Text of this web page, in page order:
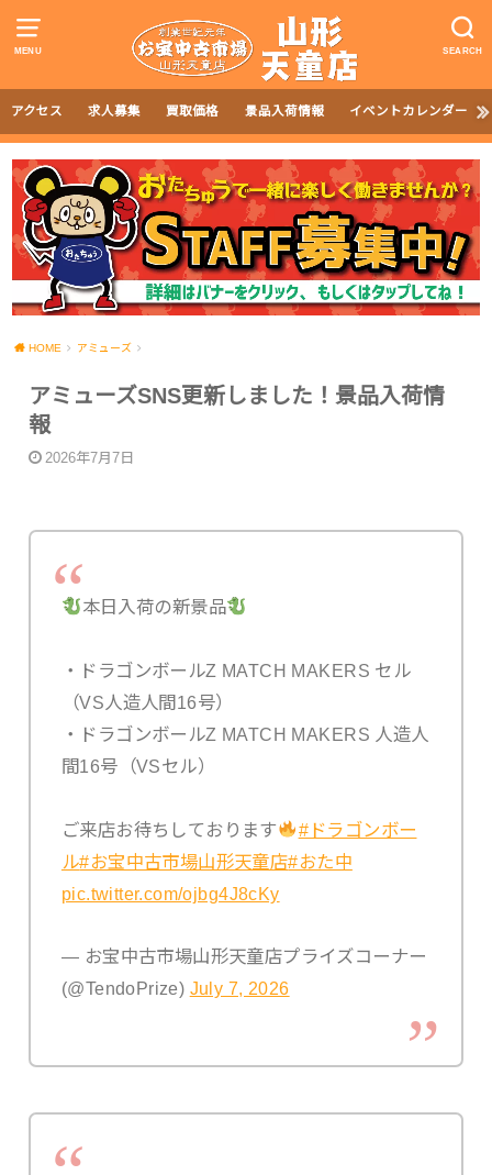
MENU SEARCH
アクセス 求人募集 買取価格 景品入荷情報 イベントカレンダー
HOME アミューズ
アミューズSNS更新しました！景品入荷情
報
2026年7月7日
本日入荷の新景品
・ドラゴンボールZ MATCH MAKERS セル
（VS人造人間16号）
・ドラゴンボールZ MATCH MAKERS 人造人
間16号（VSセル）
ご来店お待ちしております
#ドラゴンボー
ル#お宝中古市場山形天童店#おた中
pic.twitter.com/ojbg4J8cKy
— お宝中古市場山形天童店プライズコーナー
(@TendoPrize) July 7, 2026